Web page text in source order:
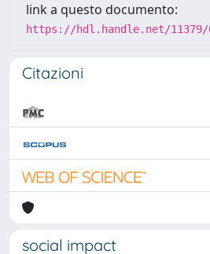
link a questo documento:
https://hdl.handle.net/11379/
Citazioni
social impact